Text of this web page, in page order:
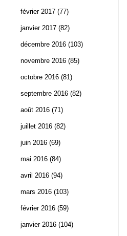
février 2017 (77)
janvier 2017 (82)
décembre 2016 (103)
novembre 2016 (85)
octobre 2016 (81)
septembre 2016 (82)
août 2016 (71)
juillet 2016 (82)
juin 2016 (69)
mai 2016 (84)
avril 2016 (94)
mars 2016 (103)
février 2016 (59)
janvier 2016 (104)